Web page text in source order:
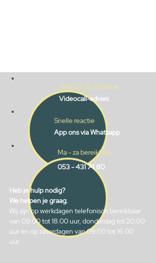
Gratis & op afspraak
Videocall-advies
Snelle reactie
App ons via Whatsapp
Ma - za bereikbaar
053 - 431 74 80
Heb je hulp nodig?
We helpen je graag.
Wij zijn op werkdagen telefonisch bereikbaar
van 09.00 tot 18.00 uur, donderdag tot 20.00
uur en op zaterdagen van 09.00 tot 16.00
uur.